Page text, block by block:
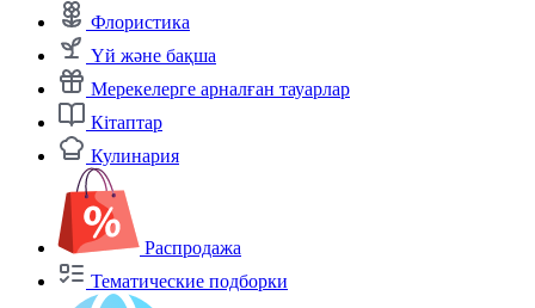
Флористика
Үй және бақша
Мерекелерге арналған тауарлар
Кітаптар
Кулинария
Распродажа
Тематические подборки